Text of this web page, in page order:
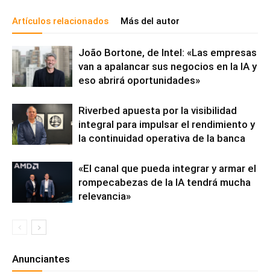
Artículos relacionados Más del autor
João Bortone, de Intel: «Las empresas
van a apalancar sus negocios en la IA y
eso abrirá oportunidades»
Riverbed apuesta por la visibilidad
integral para impulsar el rendimiento y
la continuidad operativa de la banca
«El canal que pueda integrar y armar el
rompecabezas de la IA tendrá mucha
relevancia»
Anunciantes